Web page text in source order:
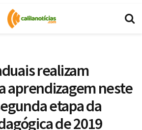
realizam
aprendizagem neste
etapa da
de 2019